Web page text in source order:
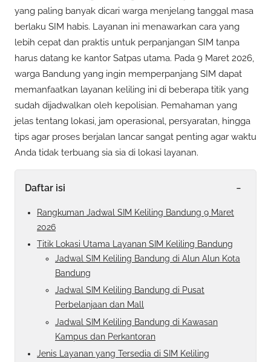
yang paling banyak dicari warga menjelang tanggal masa
berlaku SIM habis. Layanan ini menawarkan cara yang
lebih cepat dan praktis untuk perpanjangan SIM tanpa
harus datang ke kantor Satpas utama. Pada 9 Maret 2026,
warga Bandung yang ingin memperpanjang SIM dapat
memanfaatkan layanan keliling ini di beberapa titik yang
sudah dijadwalkan oleh kepolisian. Pemahaman yang
jelas tentang lokasi, jam operasional, persyaratan, hingga
tips agar proses berjalan lancar sangat penting agar waktu
Anda tidak terbuang sia sia di lokasi layanan.
Daftar isi -
Rangkuman Jadwal SIM Keliling Bandung 9 Maret
2026
Titik Lokasi Utama Layanan SIM Keliling Bandung
Jadwal SIM Keliling Bandung di Alun Alun Kota
Bandung
Jadwal SIM Keliling Bandung di Pusat
Perbelanjaan dan Mall
Jadwal SIM Keliling Bandung di Kawasan
Kampus dan Perkantoran
Jenis Layanan yang Tersedia di SIM Keliling